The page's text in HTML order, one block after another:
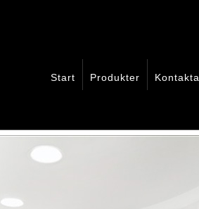
Start Produkter Kontakta